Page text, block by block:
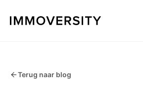
Terug naar blog